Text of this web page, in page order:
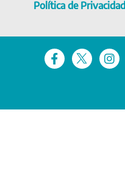
Política de Privacidad